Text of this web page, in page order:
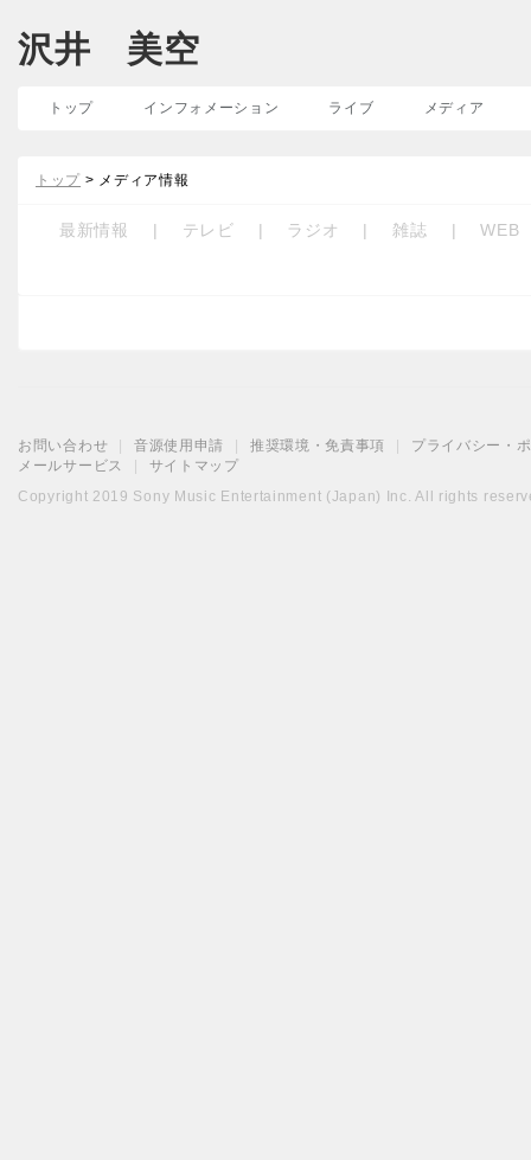
沢井 美空
トップ インフォメーション ライブ メディア
トップ > メディア情報
最新情報 | テレビ | ラジオ | 雑誌 | WEB
お問い合わせ 音源使用申請 推奨環境・免責事項
プライバシー・
メールサービス
サイトマップ
Copyright 2019 Sony Music Entertainment (Japan) Inc. All rights